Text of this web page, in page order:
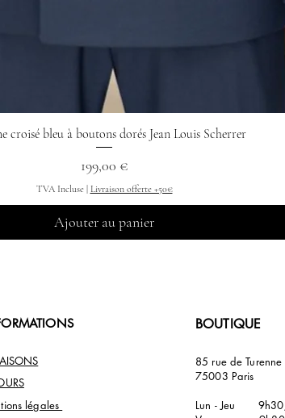
Aperçu rapide
croisé bleu à boutons dorés Jean Louis Scherrer
Prix
199,00 €
TVA Incluse| Livraison offerte +50€
Ajouter au panier
BOUTIQUE
légales
85 rue de Turenne
75003 Paris
Lun - Jeu